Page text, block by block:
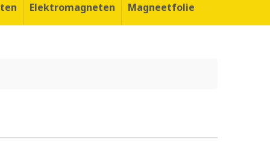
Elektromagneten Magneetfolie